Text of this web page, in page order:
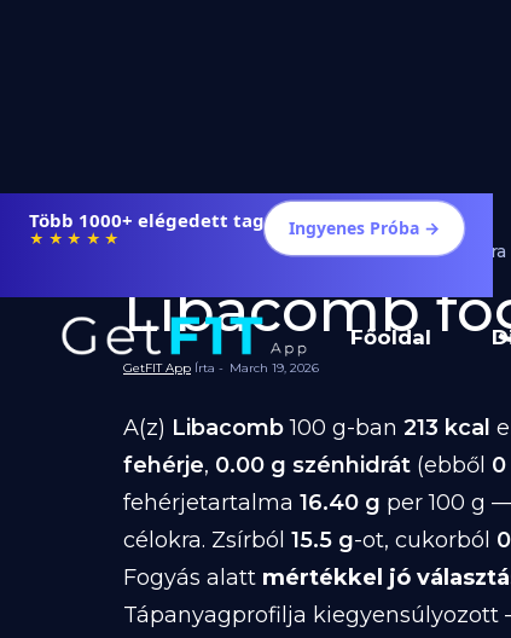
Több 1000+ elégedett tag
★★★★★ Ingyenes Próba →
Főoldal
Diéta és Étrend Ételek Fogyásra
Libacomb
GetFIT App Írta - March 19, 2026
A(z) Libacomb100 g-ban 213 kcal
fehérje, 0.00 g szénhidrát (ebből
fehérjetartalma 16.40 g per 100 g
célokra. Zsírból 15.5 g-ot, cukorból
Fogyás alatt mértékkel jó
Tápanyagprofilja